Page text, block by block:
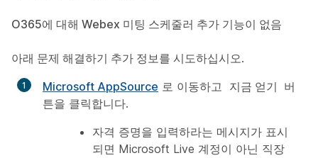
O365에 대해 Webex 미팅 스케줄러 추가 기능이 없음
아래 문제 해결하기 추가 정보를 시도하십시오.
Microsoft AppSource 로 이동하고 지금 얻기 버
튼을 클릭합니다.
자격 증명을 입력하라는 메시지가 표시
되면 Microsoft Live 계정이 아닌 직장